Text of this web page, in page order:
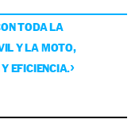
TODA LA
Y LA MOTO,
EFICIENCIA.